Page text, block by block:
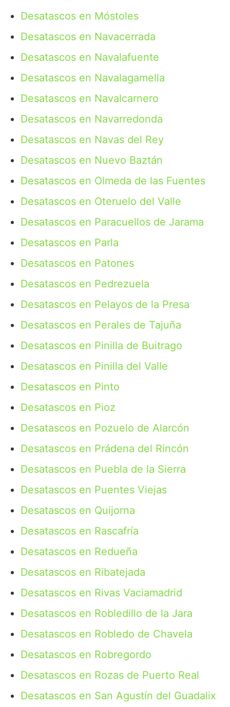
Desatascos en Móstoles
Desatascos en Navacerrada
Desatascos en Navalafuente
Desatascos en Navalagamella
Desatascos en Navalcarnero
Desatascos en Navarredonda
Desatascos en Navas del Rey
Desatascos en Nuevo Baztán
Desatascos en Olmeda de las Fuentes
Desatascos en Oteruelo del Valle
Desatascos en Paracuellos de Jarama
Desatascos en Parla
Desatascos en Patones
Desatascos en Pedrezuela
Desatascos en Pelayos de la Presa
Desatascos en Perales de Tajuña
Desatascos en Pinilla de Buitrago
Desatascos en Pinilla del Valle
Desatascos en Pinto
Desatascos en Pioz
Desatascos en Pozuelo de Alarcón
Desatascos en Prádena del Rincón
Desatascos en Puebla de la Sierra
Desatascos en Puentes Viejas
Desatascos en Quijorna
Desatascos en Rascafría
Desatascos en Redueña
Desatascos en Ribatejada
Desatascos en Rivas Vaciamadrid
Desatascos en Robledillo de la Jara
Desatascos en Robledo de Chavela
Desatascos en Robregordo
Desatascos en Rozas de Puerto Real
Desatascos en San Agustín del Guadalix